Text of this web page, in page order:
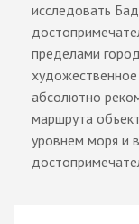
исследовать
пределами
художественное
абсолютно
маршрута
уровнем моря и